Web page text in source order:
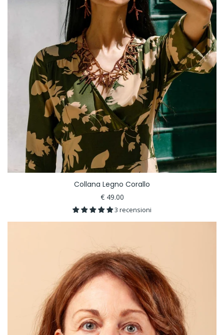
Collana Legno Corallo
€ 49.00
3 recensioni